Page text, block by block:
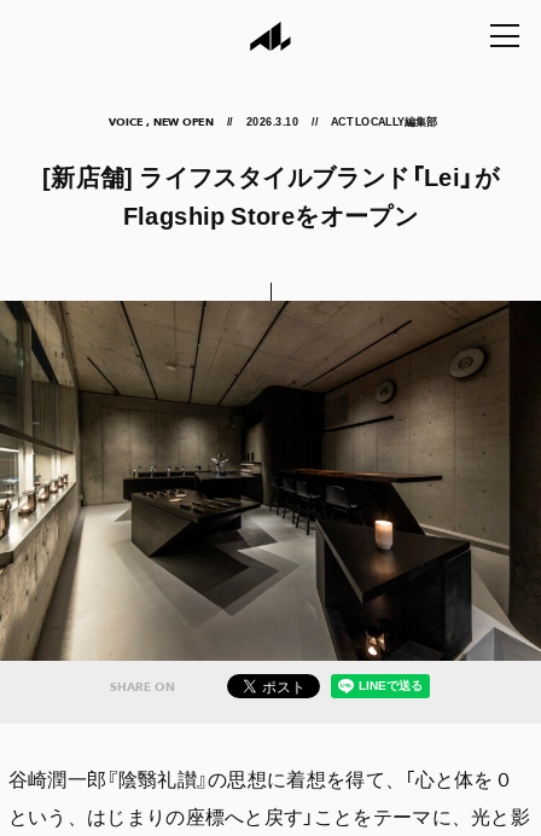
VOICE , NEW OPEN 2026.3.10 ACT LOCALLY編集部
[新店舗] ライフスタイルブランド「Lei」が
Flagship Storeをオープン
SHARE ON
谷崎潤一郎『陰翳礼讃』の思想に着想を得て、「心と体を０
という、はじまりの座標へと戻す」ことをテーマに、光と影